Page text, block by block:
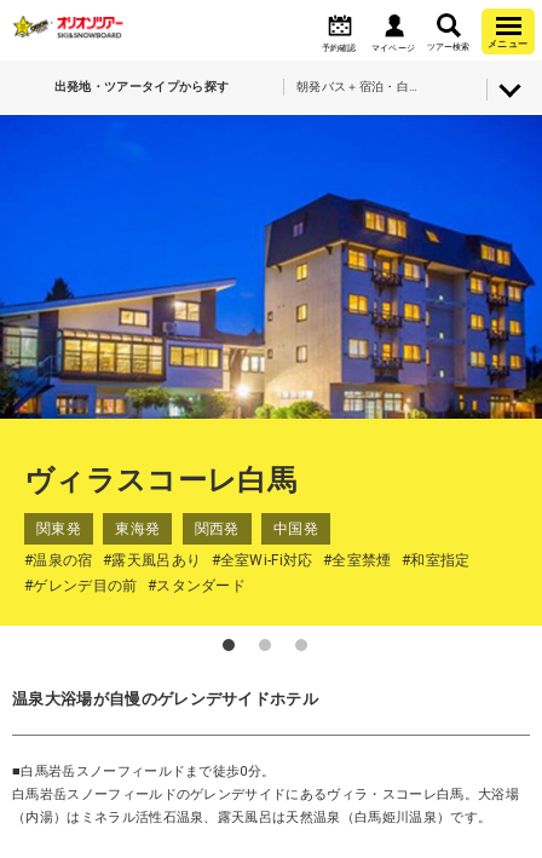
予約確認 マイページ ツアー検索 メニュー
出発地・ツアータイプから探す
ヴィラスコーレ白馬
関東発 東海発 関西発
中国発
#温泉の宿
#露天風呂あり #全室Wi-Fi対応 #全室禁煙
#和室指定
#ゲレンデ目の前
#スタンダード
温泉大浴場が自慢のゲレンデサイドホテル
■白馬岩岳スノーフィールドまで徒歩0分。
白馬岩岳スノーフィールドのゲレンデサイドにあるヴィラ・スコーレ白馬。大浴場
（内湯）はミネラル活性石温泉、露天風呂は天然温泉（白馬姫川温泉）です。